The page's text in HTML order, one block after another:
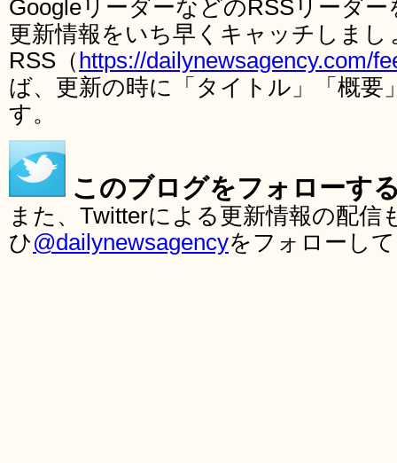
GoogleリーダーなどのRSSリーダ
更新情報をいち早くキャッチしま
RSS（ https://dailynewsagency.com/
ば、更新の時に「タイトル」「概要
す。
このブログをフォローす
また、Twitterによる更新情報の配
ひ@dailynewsagencyをフォローし